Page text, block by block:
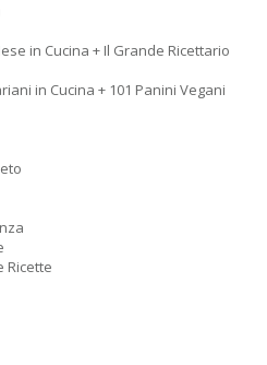
in Cucina + Il Grande Ricettario
in Cucina + 101 Panini Vegani
Ricette